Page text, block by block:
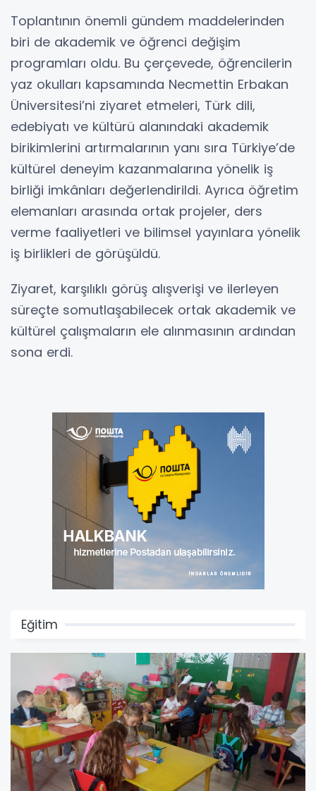
Toplantının önemli gündem maddelerinden
biri de akademik ve öğrenci değişim
programları oldu. Bu çerçevede, öğrencilerin
yaz okulları kapsamında Necmettin Erbakan
Üniversitesi’ni ziyaret etmeleri, Türk dili,
edebiyatı ve kültürü alanındaki akademik
birikimlerini artırmalarının yanı sıra Türkiye’de
kültürel deneyim kazanmalarına yönelik iş
birliği imkânları değerlendirildi. Ayrıca öğretim
elemanları arasında ortak projeler, ders
verme faaliyetleri ve bilimsel yayınlara yönelik
iş birlikleri de görüşüldü.
Ziyaret, karşılıklı görüş alışverişi ve ilerleyen
süreçte somutlaşabilecek ortak akademik ve
kültürel çalışmaların ele alınmasının ardından
sona erdi.
Eğitim